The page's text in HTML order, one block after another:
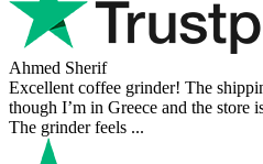
Ahmed Sherif
Excellent coffee grinder! The
though I’m in Greece and the store
The grinder feels ...